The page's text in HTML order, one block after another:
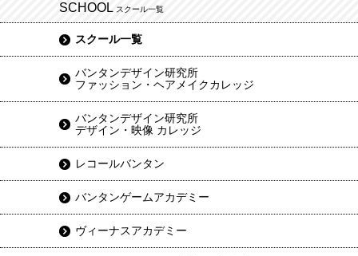
SCHOOL スクール一覧
スクール一覧
バンタンデザイン研究所
ファッション・ヘアメイクカレッジ
バンタンデザイン研究所
デザイン・映像 カレッジ
レコールバンタン
バンタンゲームアカデミー
ヴィーナスアカデミー